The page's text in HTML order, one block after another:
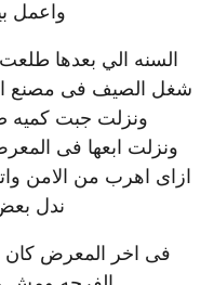
واعمل
السنه الي بعدها
شغل الصيف فى مصنع
ونزلت جبت كميه
ونزلت ابعها فى
ازاى اهرب من الامن
ندل